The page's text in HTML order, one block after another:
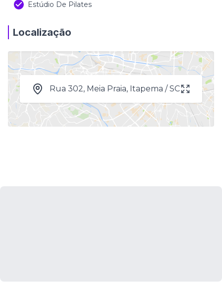
Estúdio De Pilates
Localização
Rua 302, Meia Praia, Itapema / SC